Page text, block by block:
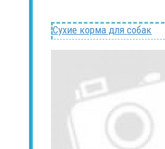
Сухие корма для собак